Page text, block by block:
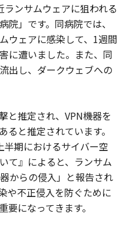
ンサムウェアに狙われる
院」です。同病院では、
ウェアに感染して、1週間
に遭いました。また、同
出し、ダークウェブへの
と推定され、VPN機器を
ると推定されています。
期におけるサイバー空
て』によると、ランサム
からの侵入」と報告され
や不正侵入を防ぐために
になってきます。